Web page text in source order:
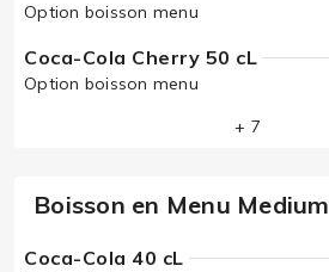
Option boisson menu
Coca-Cola Cherry 50 cL
Option boisson menu
+ 7
Boisson en Menu Medium
Coca-Cola 40 cL